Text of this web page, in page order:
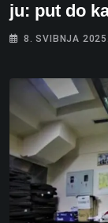
ju: put do
8. SVIBNJA 2025.